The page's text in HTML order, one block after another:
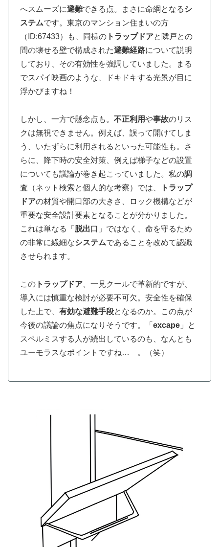
へスムーズに避難できる点。まさに命綱となるシ
ステムです。東京のマンション住まいの方
（ID:67433）も、同様の トラップドアと隣戸との
間の壊せる壁で構成された避難経路について説明
しており、その有効性を強調していました。まる
でスパイ映画のような、ドキドキする光景が目に
浮かびますね！
しかし、一方で懸念点も。 不正利用や事故のリス
クは無視できません。例えば、誤って開けてしま
う、いたずらに利用されるといった可能性も。さ
らに、降下時の安全対策、例えば梯子などの設置
についても議論が巻き起こっていました。私の調
査（ネット検索と個人的な考察）では、
トラップ
ドアの材質や開口部の大きさ、ロック機構などが
重要な安全設計要素となることが分かりました。
これは単なる「 脱出口」ではなく、命を守るため
の非常に繊細なシステムであることを改めて認識
させられます。
この トラップドア 、一見クールで革新的ですが、
導入には慎重な検討が必要不可欠。安全性を確保
した上で、 有効な避難手段となるのか。この点が
今後の議論の焦点になりそうです。「 excape 」と
スペルミスする人が続出しているのも、なんとも
ユーモラスなポイントですね… 。（笑）